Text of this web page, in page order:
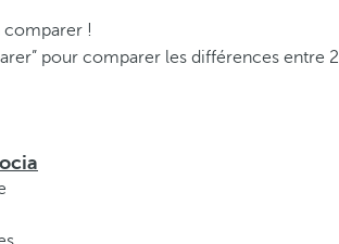
!
pour comparer les différences entre 2